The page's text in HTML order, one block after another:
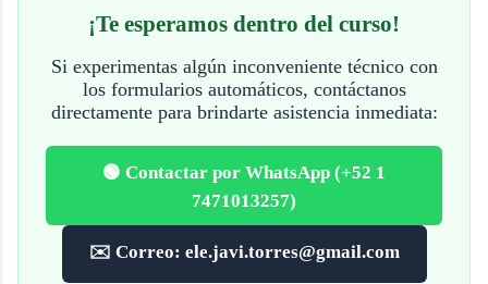
¡Te esperamos dentro del curso!
Si experimentas algún inconveniente técnico con
los formularios automáticos, contáctanos
directamente para brindarte asistencia inmediata:
🟢 Contactar por WhatsApp (+52 1
7471013257)
✉️ Correo: ele.javi.torres@gmail.com